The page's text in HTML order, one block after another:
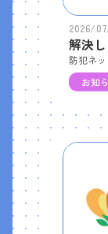
2026/
解決
お知